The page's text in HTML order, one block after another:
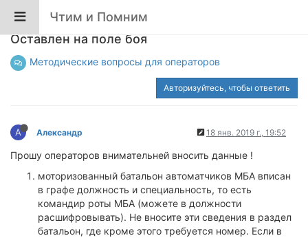
Чтим и Помним
моторизованный батальон автоматчиков/
Оставлен на поле боя
Методические вопросы для операторов
Авторизуйтесь, чтобы ответить
А Александр 18 янв. 2019 г., 19:52
Прошу операторов внимательней вносить данные !
моторизованный батальон автоматчиков МБА вписан
в графе должность и специальность, то есть
командир роты МБА (можете в должности
расшифровывать). Не вносите эти сведения в раздел
батальон, где кроме этого требуется номер. Если в